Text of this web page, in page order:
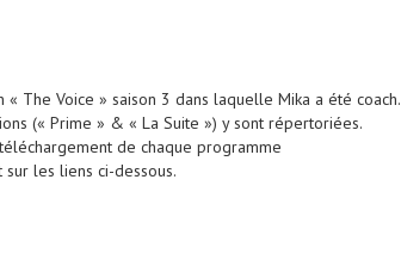
The Voice » saison 3 dans laquelle Mika a été coach.
(« Prime » & « La Suite ») y sont répertoriées.
de chaque programme
sur les liens ci-dessous.